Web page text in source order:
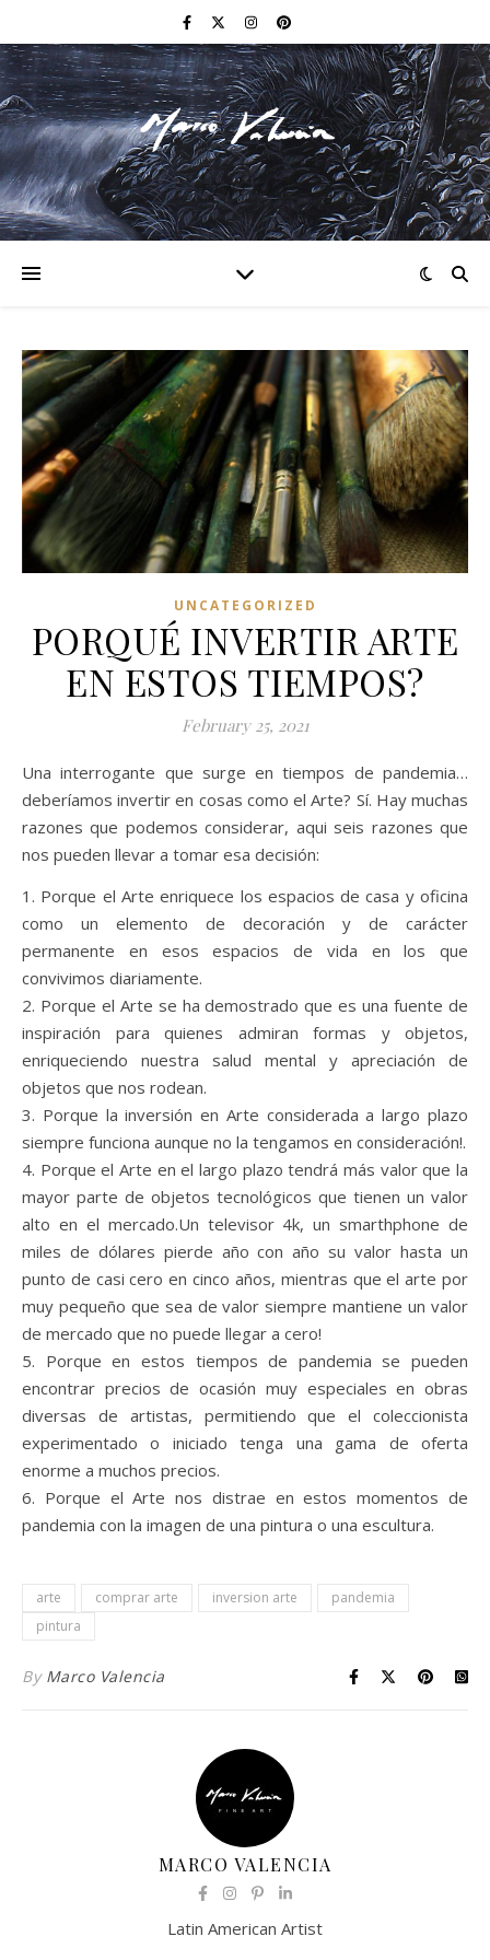
F I N E A R T
UNCATEGORIZED
PORQUÉ INVERTIR ARTE
EN ESTOS TIEMPOS?
February 25, 2021
Una interrogante que surge en tiempos de pandemia…
deberíamos invertir en cosas como el Arte? Sí. Hay muchas
razones que podemos considerar, aqui seis razones que
nos pueden llevar a tomar esa decisión:
1. Porque el Arte enriquece los espacios de casa y oficina
como un elemento de decoración y de carácter
permanente en esos espacios de vida en los que
convivimos diariamente.
2. Porque el Arte se ha demostrado que es una fuente de
inspiración para quienes admiran formas y objetos,
enriqueciendo nuestra salud mental y apreciación de
objetos que nos rodean.
3. Porque la inversión en Arte considerada a largo plazo
siempre funciona aunque no la tengamos en consideración!.
4. Porque el Arte en el largo plazo tendrá más valor que la
mayor parte de objetos tecnológicos que tienen un valor
alto en el mercado.Un televisor 4k, un smarthphone de
miles de dólares pierde año con año su valor hasta un
punto de casi cero en cinco años, mientras que el arte por
muy pequeño que sea de valor siempre mantiene un valor
de mercado que no puede llegar a cero!
5. Porque en estos tiempos de pandemia se pueden
encontrar precios de ocasión muy especiales en obras
diversas de artistas, permitiendo que el coleccionista
experimentado o iniciado tenga una gama de oferta
enorme a muchos precios.
6. Porque el Arte nos distrae en estos momentos de
pandemia con la imagen de una pintura o una escultura.
arte comprar arte inversion arte
pandemia
pintura
By Marco Valencia
MARCO VALENCIA
Latin American Artist